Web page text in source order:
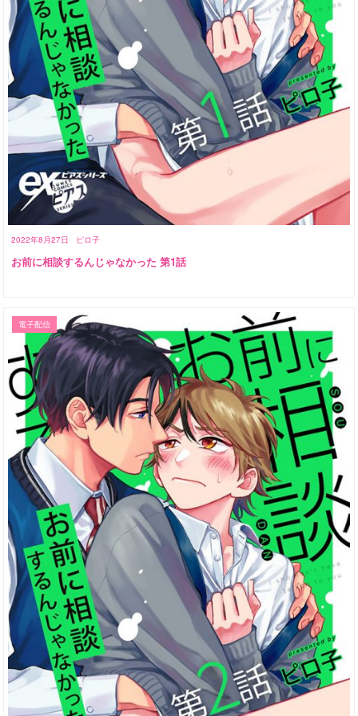
2022年8月27日 ピロ子
お前に相談するんじゃなかった 第1話
電子配信